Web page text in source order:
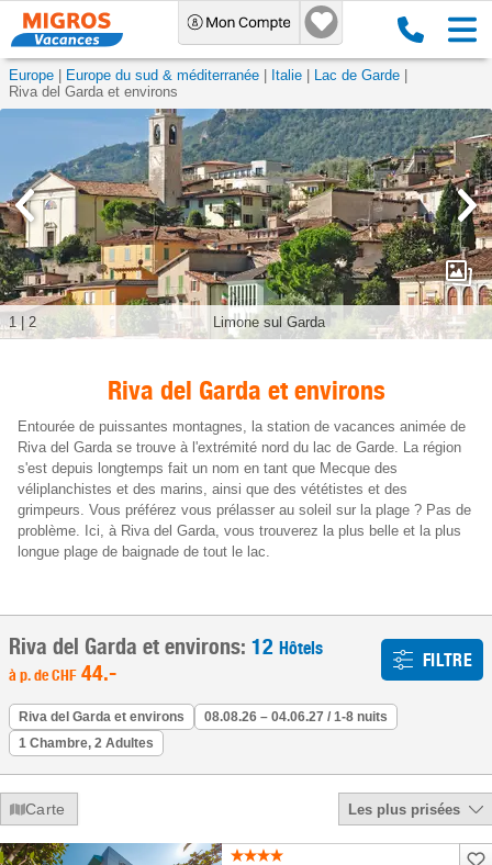
Europe Europe du sud & méditerranée Italie
Lac de Garde
Riva del Garda et environs
Limone sul Garda
1| 2
Riva del Garda et environs
Entourée de puissantes montagnes, la station de vacances animée de
Riva del Garda se trouve à l'extrémité nord du lac de Garde. La région
s'est depuis longtemps fait un nom en tant que Mecque des
véliplanchistes et des marins, ainsi que des vététistes et des
grimpeurs. Vous préférez vous prélasser au soleil sur la plage ? Pas de
problème. Ici, à Riva del Garda, vous trouverez la plus belle et la plus
longue plage de baignade de tout le lac.
Riva del Garda et environs: 12 Hôtels
à p. deCHF 44.- FILTRE
Riva del Garda et environs
08.08.26 – 04.06.27 / 1-8 nuits
1 Chambre, 2 Adultes
Carte Les plus prisées